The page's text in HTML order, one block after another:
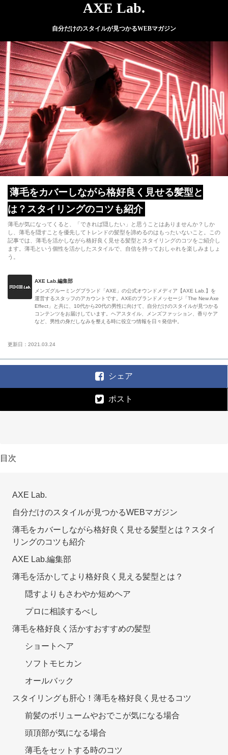
AXE Lab.
自分だけのスタイルが見つかるWEBマガジン
薄毛をカバーしながら格好良く見せる髪型と
は？スタイリングのコツも紹介
薄毛が気になってくると、「できれば隠したい」と思うことはありませんか？しか
し、薄毛を隠すことを優先してトレンドの髪型を諦めるのはもったいないこと。この
記事では、薄毛を活かしながら格好良く見せる髪型とスタイリングのコツをご紹介し
ます。薄毛という個性を活かしたスタイルで、自信を持っておしゃれを楽しみましょ
う。
AXE Lab.編集部
メンズグルーミングブランド「AXE」の公式オウンドメディア【AXE Lab.】を
運営するスタッフのアカウントです。AXEのブランドメッセージ「The New Axe
Effect」と共に、10代から20代の男性に向けて、自分だけのスタイルが見つかる
コンテンツをお届けしています。ヘアスタイル、メンズファッション、香りケア
など、男性の身だしなみを整える時に役立つ情報を日々発信中。
更新日：2021.03.24
シェア
ポスト
目次
AXE Lab.
自分だけのスタイルが見つかるWEBマガジン
薄毛をカバーしながら格好良く見せる髪型とは？スタイ
リングのコツも紹介
AXE Lab.編集部
薄毛を活かしてより格好良く見える髪型とは？
隠すよりもさわやか短めヘア
プロに相談するべし
薄毛を格好良く活かすおすすめの髪型
ショートヘア
ソフトモヒカン
オールバック
スタイリングも肝心！薄毛を格好良く見せるコツ
前髪のボリュームやおでこが気になる場合
頭頂部が気になる場合
薄毛をセットする時のコツ